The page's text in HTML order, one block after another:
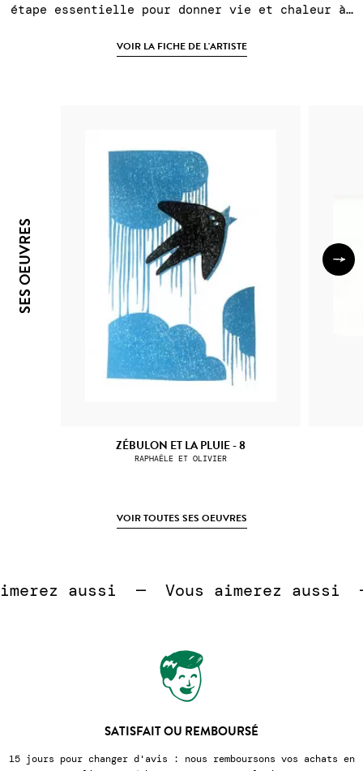
étape essentielle pour donner vie et chaleur à…
VOIR LA FICHE DE L'ARTISTE
SES OEUVRES
ZÉBULON ET LA PLUIE - 8
RAPHAËLE ET OLIVIER
VOIR TOUTES SES OEUVRES
aussi  — Vous aimerez aussi
SATISFAIT OU REMBOURSÉ
changer d'avis : nous remboursons vos achats en
Nous